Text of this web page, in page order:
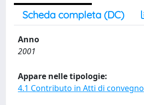
Scheda completa (DC)
Anno
2001
Appare nelle tipologie:
4.1 Contributo in Atti di convegno